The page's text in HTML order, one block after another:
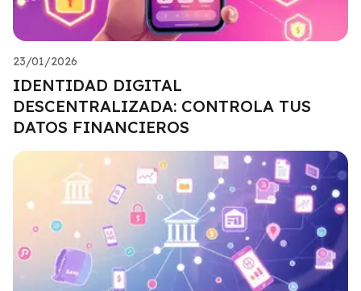
23/01/2026
IDENTIDAD DIGITAL
DESCENTRALIZADA: CONTROLA TUS
DATOS FINANCIEROS